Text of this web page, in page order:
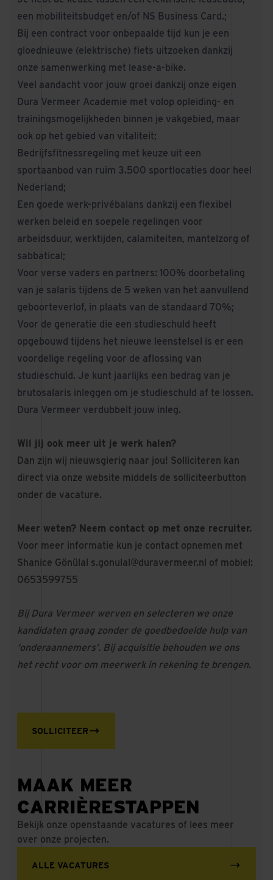
een mobiliteitsbudget en/of NS Business Card.;
Bij een contract voor onbepaalde tijd kun je een
gloednieuwe (elektrische) fiets uitzoeken dankzij
onze samenwerking met lease-a-bike.
Veel aandacht voor jouw groei dankzij onze eigen
Dura Vermeer Academie met volop opleiding- en
trainingsmogelijkheden binnen je vakgebied, maar
ook op het gebied van vitaliteit;
Bedrijfsfitnessregeling met keuze uit een
sportaanbod van ruim 3.500 sportlocaties door heel
Nederland;
Een goede werk-privébalans dankzij een flexibel
werken beleid en soepele regelingen voor
arbeidsduur, werktijden, calamiteiten, mantelzorg of
sabbatical;
Voor verse vaders en partners: 100% doorbetaling
van je salaris tijdens de 5 weken van het aanvullend
geboorteverlof, in plaats van de standaard 70%;
Voor de generatie die een studieschuld heeft
opgebouwd tijdens het nieuwe leenstelsel is er een
voordelige regeling voor de aflossing van
studieschuld. Je kunt jaarlijks een bedrag van je
brutosalaris inleggen om je studieschuld af te lossen.
Dura Vermeer verdubbelt jouw inleg.
Wil jij ook meer uit je werk halen?
Dan zijn wij nieuwsgierig naar jou! Solliciteren kan
direct via onze website middels de solliciteerbutton
onder de vacature.
Meer weten? Neem contact op met onze recruiter.
Voor meer informatie kun je contact opnemen met
Shanice Gönülal s.gonulal@duravermeer.nl of mobiel:
0653599755
Bij Dura Vermeer werven en selecteren we onze
kandidaten graag zonder de goedbedoelde hulp van
‘onderaannemers’. Bij acquisitie behouden we ons
het recht voor om meerwerk in rekening te brengen.
SOLLICITEER
MAAK MEER
CARRIÈRESTAPPEN
Bekijk onze openstaande vacatures of lees meer
over onze projecten.
ALLE VACATURES